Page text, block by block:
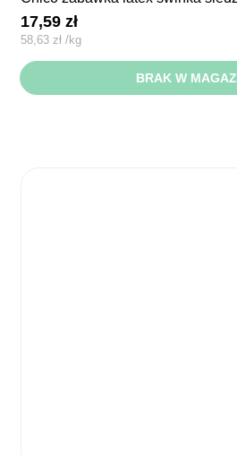
17,59zł
58,63zł /kg
BRAK W